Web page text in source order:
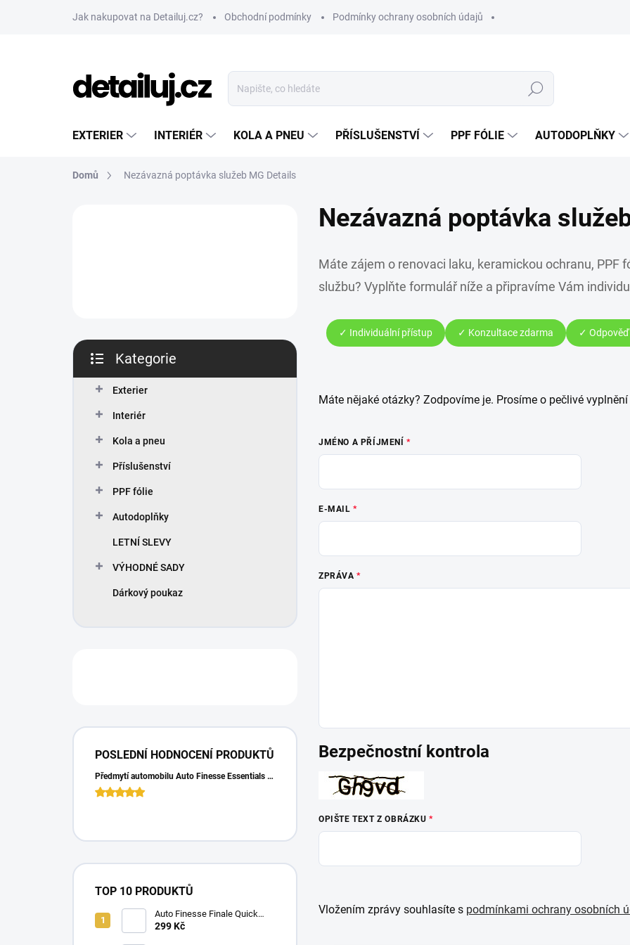
Jak nakupovat na Detailuj.cz? Obchodní podmínky Podmínky ochrany osobních údajů
Hledat
EXTERIER INTERIÉR KOLA A PNEU PŘÍSLUŠENSTVÍ PPF FÓLIE AUTODOPLŇKY
Domů Nezávazná poptávka služeb MG Details
p
n
kategorie
Kategorie
Exterier
Interiér
Kola a pneu
Příslušenství
PPF fólie
Autodoplňky
LETNÍ SLEVY
VÝHODNÉ SADY
Dárkový poukaz
POSLEDNÍ HODNOCENÍ PRODUKTŮ
Předmytí automobilu Auto Finesse Essentials Pre-Wash (500 ml)
TOP 10 PRODUKTŮ
Auto Finesse Finale Quick
Detailer (500 ml)
299 Kč
Nezávazná poptávka
Máte zájem o renovaci laku, keramickou ochranu, PPF
službu? Vyplňte formulář níže a připravíme Vám
✓ Individuální přístup ✓ Konzultace zdarma ✓
Máte nějaké otázky? Zodpovíme je. Prosíme o pečlivé
JMÉNO A PŘÍJMENÍ
E-MAIL
ZPRÁVA
Bezpečnostní kontrola
OPIŠTE TEXT Z OBRÁZKU
Vložením zprávy souhlasíte s podmínkami ochrany osobních